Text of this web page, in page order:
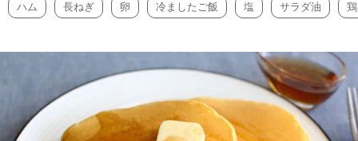
ハム 長ねぎ 卵 冷ましたご飯 塩 サラダ油